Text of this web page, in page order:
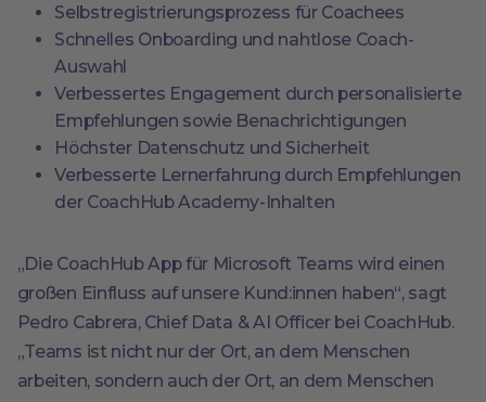
Selbstregistrierungsprozess für Coachees
Schnelles Onboarding und nahtlose Coach-
Auswahl
Verbessertes Engagement durch personalisierte
Empfehlungen sowie Benachrichtigungen
Höchster Datenschutz und Sicherheit
Verbesserte Lernerfahrung durch Empfehlungen
der CoachHub Academy-Inhalten
„Die CoachHub App für Microsoft Teams wird einen
großen Einfluss auf unsere Kund:innen haben“, sagt
Pedro Cabrera, Chief Data & AI Officer bei CoachHub.
„Teams ist nicht nur der Ort, an dem Menschen
arbeiten, sondern auch der Ort, an dem Menschen